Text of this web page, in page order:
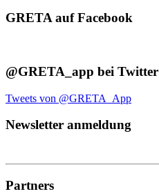
GRETA auf Facebook
@GRETA_app bei Twitter
Tweets von @GRETA_App
Newsletter anmeldung
Partners